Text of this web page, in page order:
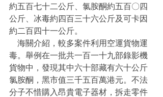
約五百七十二公斤、氯胺酮約五百〇四
公斤、冰毒約四百三十六公斤及可卡因
約二百四十一公斤。
毒。舉例在一批共一百一十九部錄影機
貨物中，發現其中六十部藏有六十公斤
氯胺酮，黑市值三千五百萬港元。不法
分子不惜購入昂貴電子器材，拆走零件